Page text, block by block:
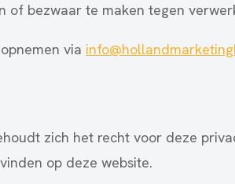
of bezwaar te maken tegen
via
zich het recht voor deze
op deze website.